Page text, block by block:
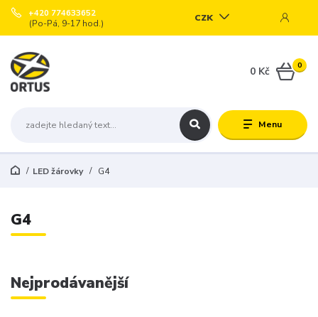
Menu
CZK
+420 774633652
(Po-Pá, 9-17 hod.)
0
0 Kč
LED žárovky G4
G4
Nejprodávanější